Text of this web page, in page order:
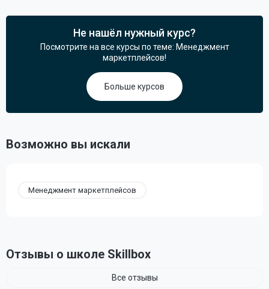
Не нашёл нужный курс?
Посмотрите на все курсы по теме: Менеджмент
маркетплейсов!
Больше курсов
Возможно вы искали
Менеджмент маркетплейсов
Отзывы о школе Skillbox
Все отзывы